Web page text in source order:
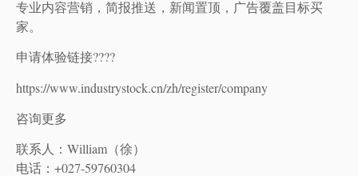
专业内容营销，简报推送，新闻置顶，广告覆盖目标买
家。
申请体验链接????
https://www.industrystock.cn/zh/register/company
咨询更多
联系人：William（徐）
电话：+027-59760304